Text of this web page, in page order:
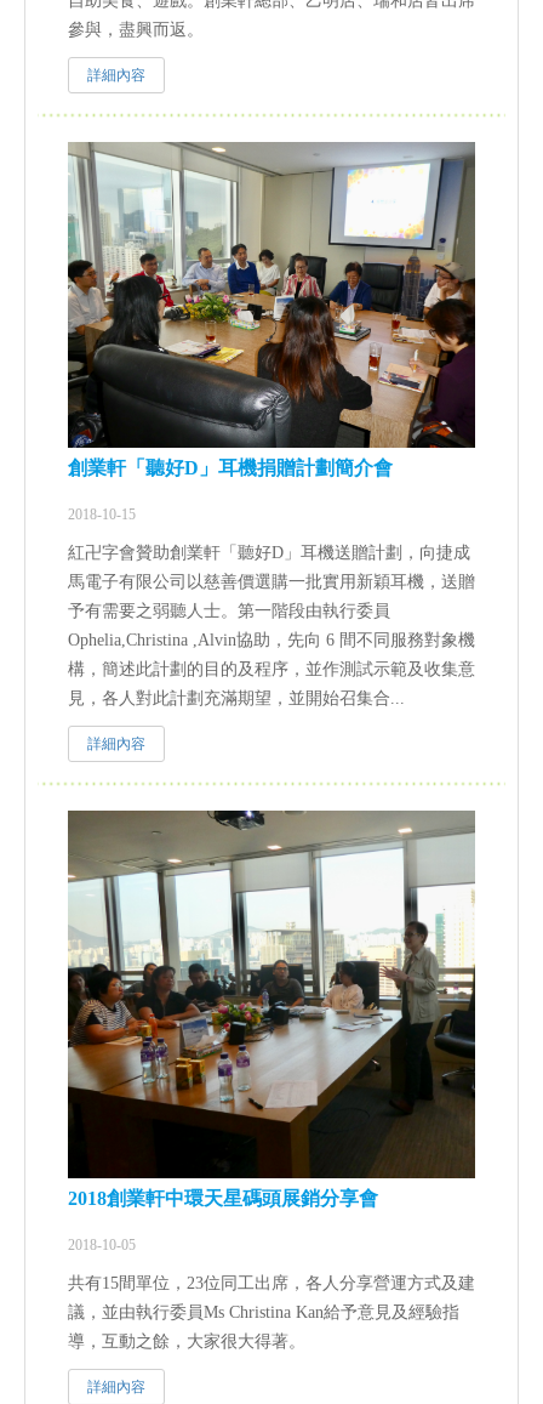
參與，盡興而返。
詳細內容
創業軒「聽好D」耳機捐贈計劃簡介會
2018-10-15
紅卍字會贊助創業軒「聽好D」耳機送贈計劃，向捷成
馬電子有限公司以慈善價選購一批實用新穎耳機，送贈
予有需要之弱聽人士。第一階段由執行委員
Ophelia,Christina ,Alvin協助，先向 6 間不同服務對象機
構，簡述此計劃的目的及程序，並作測試示範及收集意
見，各人對此計劃充滿期望，並開始召集合...
詳細內容
2018創業軒中環天星碼頭展銷分享會
2018-10-05
共有15間單位，23位同工出席，各人分享營運方式及建
議，並由執行委員Ms Christina Kan給予意見及經驗指
導，互動之餘，大家很大得著。
詳細內容